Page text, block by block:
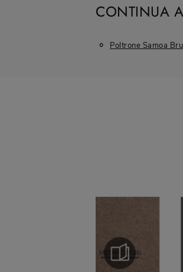
CONTINUA
Poltrone Samoa